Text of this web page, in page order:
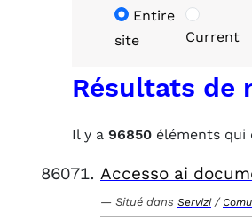
Entire
site
Current
Résultats de
Il y a 96850 éléments qui
Accesso ai
Situé dans Servizi /